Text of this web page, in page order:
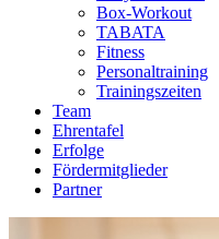
Box-Workout
TABATA
Fitness
Personaltraining
Trainingszeiten
Team
Ehrentafel
Erfolge
Fördermitglieder
Partner